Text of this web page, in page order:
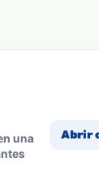
una
Abrir